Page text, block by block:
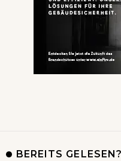
BEREITS GELESEN?